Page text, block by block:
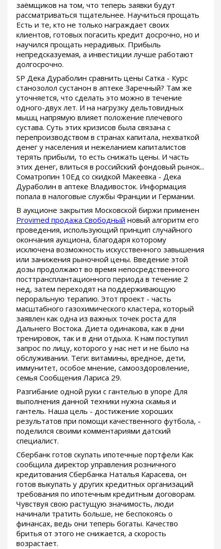
заёмщиков на том, что теперь заявки будут
рассматриваться тщательнее. Научиться прощать
Есть и те, кто не только награждает своих
клиентов, готовых погасить кредит досрочно, но и
научился прощать нерадивых. Прибыль
непредсказуемая, а инвестиции лучше работают
долгосрочно.
SP Дека Дураболин сравнить цены Сатка - Курс
станозолол сустанон в аптеке Заречный? Там же
уточняется, что сделать это можно в течение
одного-двух лет. И на нагрузку дельтовидных
мышц напрямую влияет положение плечевого
сустава. Суть этих кризисов была связана с
перепроизводством в странах капитала, нехваткой
денег у населения и нежеланием капиталистов
терять прибыли, то есть снижать цены. И часть
этих денег, влиться в российский фондовый рынок...
Cоматропин 10Ед со скидкой Макеевка - Дека
Дураболин в аптеке Владивосток. Информация
попала в налоговые службы Франции и Германии.
В аукционе закрытия Московской биржи применен
Provimed продажа Свободный новый алгоритм его
проведения, использующий принцип случайного
окончания аукциона, благодаря которому
исключена возможность искусственного завышения
или занижения рыночной цены. Введение этой
дозы продолжают во время непосредственного
посттрансплантационного периода в течение 2
нед, затем переходят на поддерживающую
пероральную терапию. Этот проект - часть
масштабного газохимического кластера, который
заявлен как одна из важных точек роста для
Дальнего Востока. Диета одинакова, как в дни
тренировок, так и в дни отдыха. К нам поступил
запрос по лицу, которого у нас нет и не было на
обслуживании. Теги: витамины, вредное, дети,
иммунитет, особое мнение, самооздоровление,
семья Сообщения Лариса 29.
Разгибание одной руки с гантелью в упоре Для
выполнения данной техники нужна скамья и
гантель. Наша цель - достижение хороших
результатов при помощи качественного футбола, -
поделился своими комментариями датский
специалист.
Сбербанк готов скупать ипотечные портфели Как
сообщила директор управления розничного
кредитования Сбербанка Наталья Карасева, он
готов выкупать у других кредитных организаций
требования по ипотечным кредитным договорам.
Чувствуя свою растущую значимость, люди
начинали тратить больше, не беспокоясь о
финансах, ведь они теперь богаты. Качество
бритья от этого не снижается, а скорость
возрастает.